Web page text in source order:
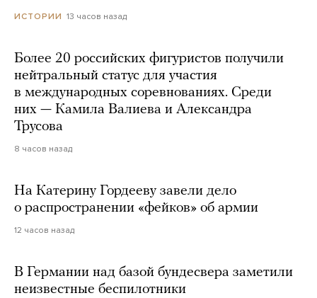
ИСТОРИИ 13 часов назад
Более 20 российских фигуристов получили
нейтральный статус для участия
в международных соревнованиях. Среди
них — Камила Валиева и Александра
Трусова
8 часов назад
На Катерину Гордееву завели дело
о распространении «фейков» об армии
12 часов назад
В Германии над базой бундесвера заметили
неизвестные беспилотники